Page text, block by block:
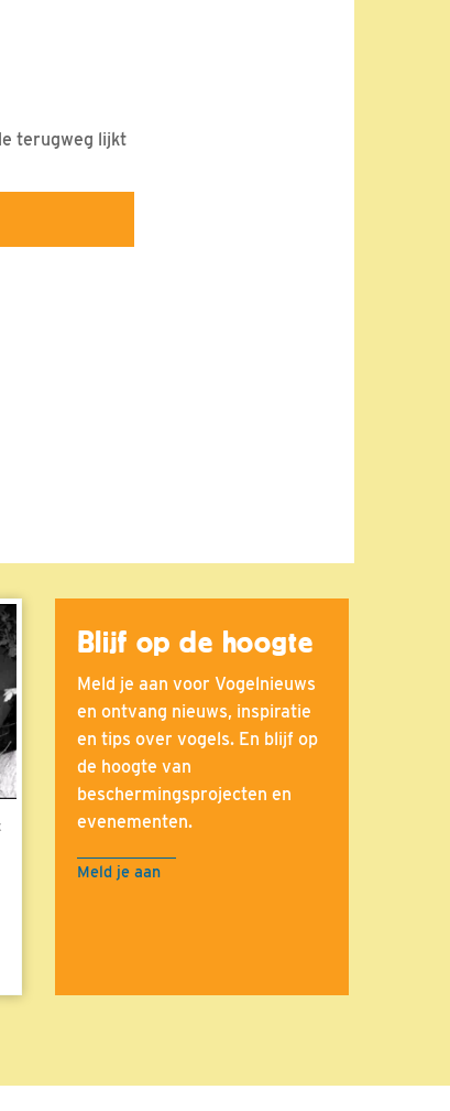
terugweg lijkt
Blijf op de hoogte
Meld je aan voor Vogelnieuws
en ontvang nieuws, inspiratie
en tips over vogels. En blijf op
de hoogte van
beschermingsprojecten en
evenementen.
Meld je aan